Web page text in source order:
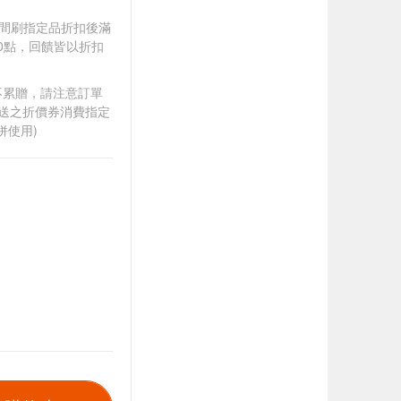
刷指定品折扣後滿
，回饋皆以折扣
贈，請注意訂單
之折價券消費指定
使用)